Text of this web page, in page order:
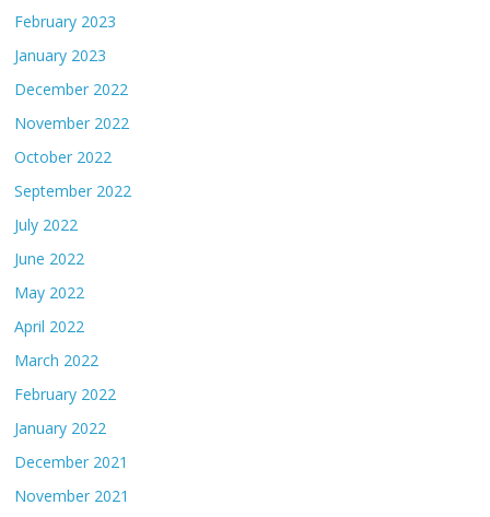
February 2023
January 2023
December 2022
November 2022
October 2022
September 2022
July 2022
June 2022
May 2022
April 2022
March 2022
February 2022
January 2022
December 2021
November 2021